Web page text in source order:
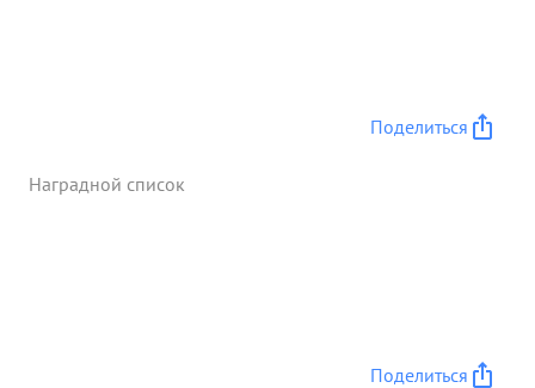
Поделиться
Наградной список
Поделиться